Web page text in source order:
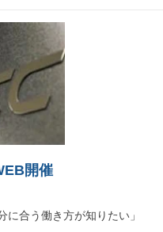
開催
に合う働き方が知りたい」